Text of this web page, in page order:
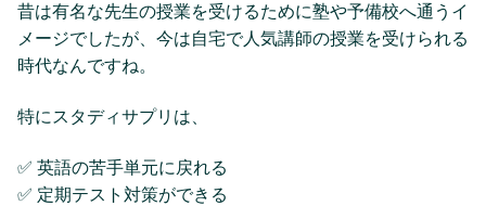
昔は有名な先生の授業を受けるために塾や予備校へ通うイ
メージでしたが、今は自宅で人気講師の授業を受けられる
時代なんですね。
特にスタディサプリは、
✅ 英語の苦手単元に戻れる
✅ 定期テスト対策ができる